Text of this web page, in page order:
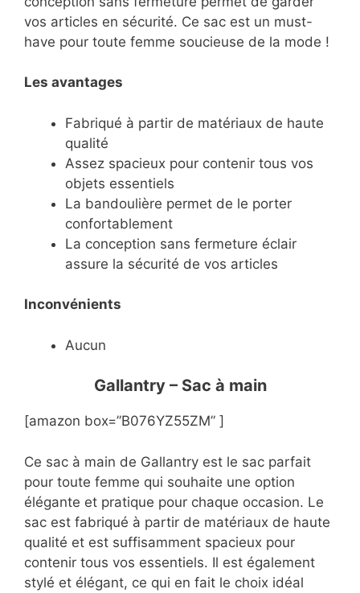
vos articles en sécurité. Ce sac est un must-
have pour toute femme soucieuse de la mode !
Les avantages
Fabriqué à partir de matériaux de haute
qualité
Assez spacieux pour contenir tous vos
objets essentiels
La bandoulière permet de le porter
confortablement
La conception sans fermeture éclair
assure la sécurité de vos articles
Inconvénients
Aucun
Gallantry – Sac à main
[amazon box=”B076YZ55ZM” ]
Ce sac à main de Gallantry est le sac parfait
pour toute femme qui souhaite une option
élégante et pratique pour chaque occasion. Le
sac est fabriqué à partir de matériaux de haute
qualité et est suffisamment spacieux pour
contenir tous vos essentiels. Il est également
stylé et élégant, ce qui en fait le choix idéal